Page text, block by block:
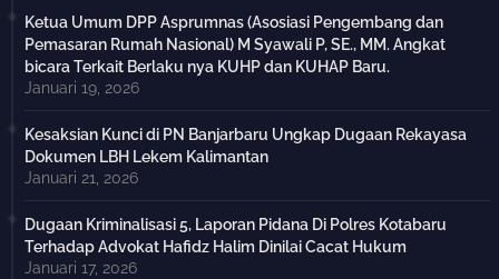
Ketua Umum DPP Asprumnas (Asosiasi Pengembang dan
Pemasaran Rumah Nasional) M Syawali P, SE., MM. Angkat
bicara Terkait Berlaku nya KUHP dan KUHAP Baru.
Januari 19, 2026
Kesaksian Kunci di PN Banjarbaru Ungkap Dugaan Rekayasa
Dokumen LBH Lekem Kalimantan
Januari 21, 2026
Dugaan Kriminalisasi 5, Laporan Pidana Di Polres Kotabaru
Terhadap Advokat Hafidz Halim Dinilai Cacat Hukum
Januari 17, 2026